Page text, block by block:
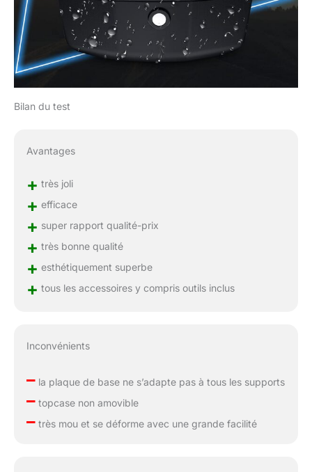
Bilan du test
Avantages
+ très joli
+ efficace
+ super rapport qualité-prix
+ très bonne qualité
+ esthétiquement superbe
+ tous les accessoires y compris outils inclus
Inconvénients
–la plaque de base ne s’adapte pas à tous les supports
–topcase non amovible
–très mou et se déforme avec une grande facilité